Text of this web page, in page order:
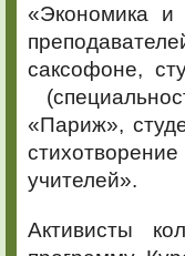
«Экономика и
саксофоне,
«Париж»,
учителей».
Активисты